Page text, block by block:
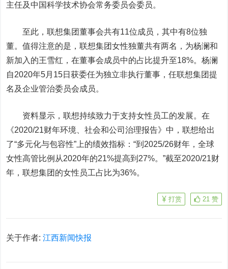
主任及中国科学技术协会常务委员会委员。
至此，联想集团董事会共有11位成员，其中有8位独
董。值得注意的是，联想集团女性独董共有两名，为杨澜和
新加入的王雪红，在董事会成员中的占比提升至18%。杨澜
自2020年5月15日获委任为独立非执行董事，任联想集团提
名及企业管治委员会成员。
资料显示，联想持续致力于支持女性员工的发展。在
《2020/21财年环境、社会和公司治理报告》中，联想给出
了“多元化与包容性”上的绩效指标：“到2025/26财年，全球
女性高管比例从2020年的21%提高到27%。”截至2020/21财
年，联想集团的女性员工占比为36%。
21 赞
打赏
关于作者:江西新闻快报